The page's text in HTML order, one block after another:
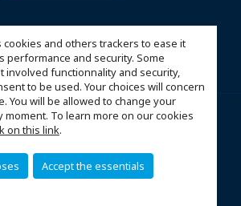
and others trackers to ease it
performance and security. Some
involved functionnality and security,
to be used. Your choices will concern
You will be allowed to change your
moment. To learn more on our cookies
on this link.
Accept the essentials
légales